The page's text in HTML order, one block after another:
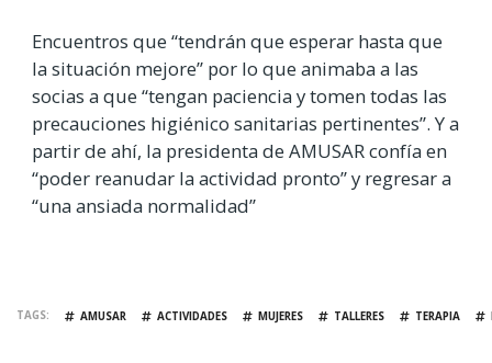
Encuentros que “tendrán que esperar hasta que
la situación mejore” por lo que animaba a las
socias a que “tengan paciencia y tomen todas las
precauciones higiénico sanitarias pertinentes”. Y a
partir de ahí, la presidenta de AMUSAR confía en
“poder reanudar la actividad pronto” y regresar a
“una ansiada normalidad”
TAGS AMUSAR ACTIVIDADES MUJERES TALLERES TERAPIA